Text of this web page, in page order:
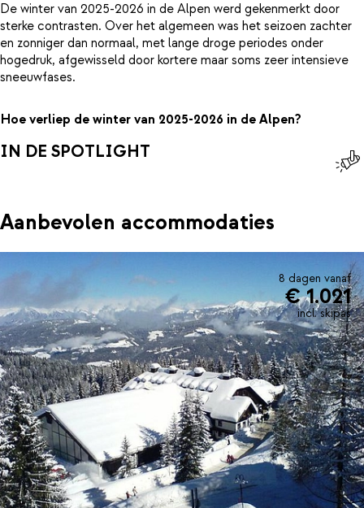
De winter van 2025-2026 in de Alpen werd gekenmerkt door
sterke contrasten. Over het algemeen was het seizoen zachter
en zonniger dan normaal, met lange droge periodes onder
hogedruk, afgewisseld door kortere maar soms zeer intensieve
sneeuwfases.
Hoe verliep de winter van 2025-2026 in de Alpen?
IN DE SPOTLIGHT
Aanbevolen accommodaties
8 dagen vanaf
€ 1.021
incl. skipas